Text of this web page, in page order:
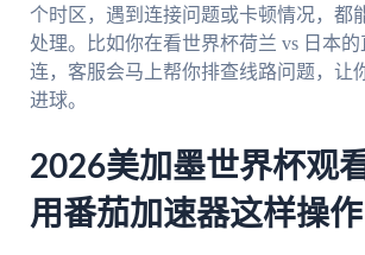
个时区，遇到连接问题或卡顿情况，都
处理。比如你在看世界杯荷兰 vs 日本
连，客服会马上帮你排查线路问题，让
进球。
2026美加墨世界杯观
用番茄加速器这样操作